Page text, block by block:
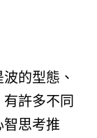
的型態、
許多不同
思考推